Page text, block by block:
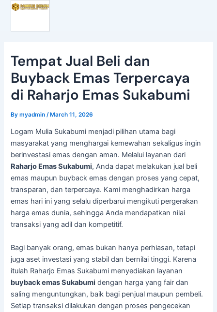
Skip
Tempat Jual Beli dan
Buyback Emas Terpercaya
di Raharjo Emas Sukabumi
Bymyadmin /March 11, 2026
Logam Mulia Sukabumi menjadi pilihan utama bagi
masyarakat yang menghargai kemewahan sekaligus ingin
berinvestasi emas dengan aman. Melalui layanan dari
Raharjo Emas Sukabumi, Anda dapat melakukan jual beli
emas maupun buyback emas dengan proses yang cepat,
transparan, dan terpercaya. Kami menghadirkan harga
emas hari ini yang selalu diperbarui mengikuti pergerakan
harga emas dunia, sehingga Anda mendapatkan nilai
transaksi yang adil dan kompetitif.
Bagi banyak orang, emas bukan hanya perhiasan, tetapi
juga aset investasi yang stabil dan bernilai tinggi. Karena
itulah Raharjo Emas Sukabumi menyediakan layanan
buyback emas Sukabumi dengan harga yang fair dan
saling menguntungkan, baik bagi penjual maupun pembeli.
Setiap transaksi dilakukan dengan proses pengecekan
Post